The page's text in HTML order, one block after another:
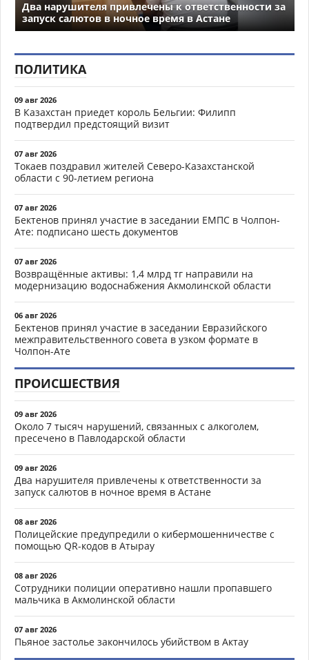
Два нарушителя привлечены к ответственности за
запуск салютов в ночное время в Астане
ПОЛИТИКА
09 авг 2026
В Казахстан приедет король Бельгии: Филипп
подтвердил предстоящий визит
07 авг 2026
Токаев поздравил жителей Северо-Казахстанской
области с 90-летием региона
07 авг 2026
Бектенов принял участие в заседании ЕМПС в Чолпон-
Ате: подписано шесть документов
07 авг 2026
Возвращённые активы: 1,4 млрд тг направили на
модернизацию водоснабжения Акмолинской области
06 авг 2026
Бектенов принял участие в заседании Евразийского
межправительственного совета в узком формате в
Чолпон-Ате
ПРОИСШЕСТВИЯ
09 авг 2026
Около 7 тысяч нарушений, связанных с алкоголем,
пресечено в Павлодарской области
09 авг 2026
Два нарушителя привлечены к ответственности за
запуск салютов в ночное время в Астане
08 авг 2026
Полицейские предупредили о кибермошенничестве с
помощью QR-кодов в Атырау
08 авг 2026
Сотрудники полиции оперативно нашли пропавшего
мальчика в Акмолинской области
07 авг 2026
Пьяное застолье закончилось убийством в Актау